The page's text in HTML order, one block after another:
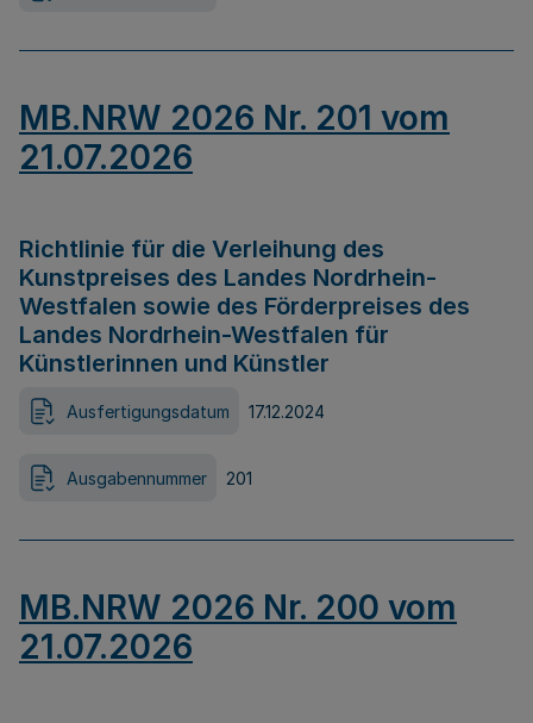
MB.NRW 2026 Nr. 201 vom
21.07.2026
Richtlinie für die Verleihung des
Kunstpreises des Landes Nordrhein-
Westfalen sowie des Förderpreises des
Landes Nordrhein-Westfalen für
Künstlerinnen und Künstler
Ausfertigungsdatum 17.12.2024
Ausgabennummer 201
MB.NRW 2026 Nr. 200 vom
21.07.2026